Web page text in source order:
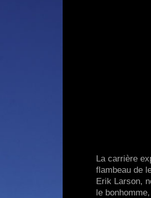
La carrière
flambeau de
Erik Larson,
le